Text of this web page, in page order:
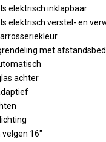
elektrisch inklapbaar
elektrisch verstel- en
met
achter
16"